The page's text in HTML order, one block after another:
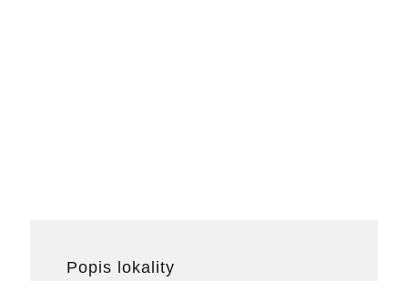
Popis lokality